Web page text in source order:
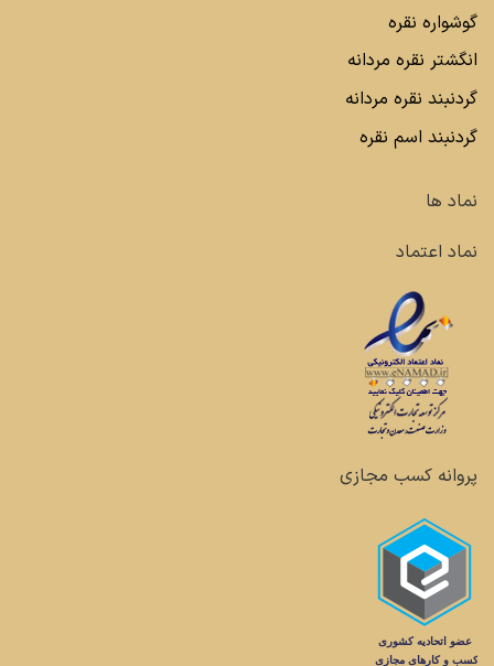
گوشواره نقره
انگشتر نقره مردانه
گردنبند نقره مردانه
گردنبند اسم نقره
نماد ها
نماد اعتماد
پروانه کسب مجازی